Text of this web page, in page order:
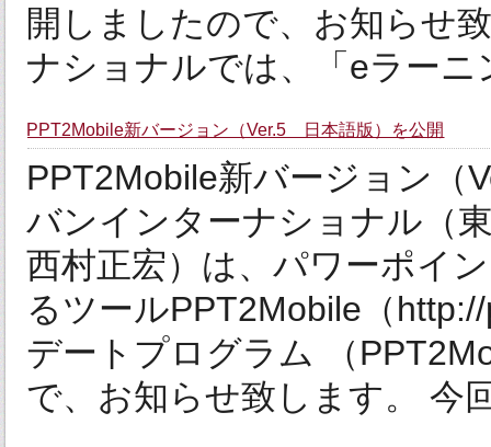
開しましたので、お知らせ
ナショナルでは、「eラー
PPT2Mobile新バージョン（Ver.5 日本語版）を公開
PPT2Mobile新バージョン
バンインターナショナル
西村正宏）は、パワーポイ
るツールPPT2Mobile（
デートプログラム （
で、お知らせ致します。 今